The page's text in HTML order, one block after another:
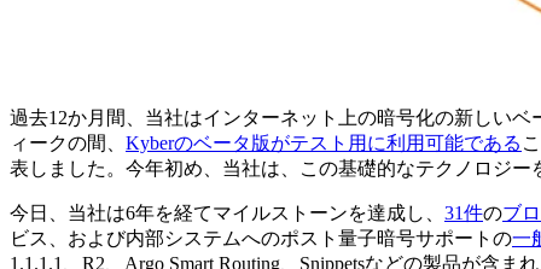
過去12か月間、当社はインターネット上の暗号化の新しい
ィークの間、 Kyberのベータ版がテスト用に利用可能である
表しました。今年初め、当社は、この基礎的なテクノロジー
今日、当社は6年を経てマイルストーンを達成し、 31件のブ
ビス、および内部システムへのポスト量子暗号サポートの一
1.1.1.1、R2、Argo Smart Routing、Snippetsなどの製品が含ま